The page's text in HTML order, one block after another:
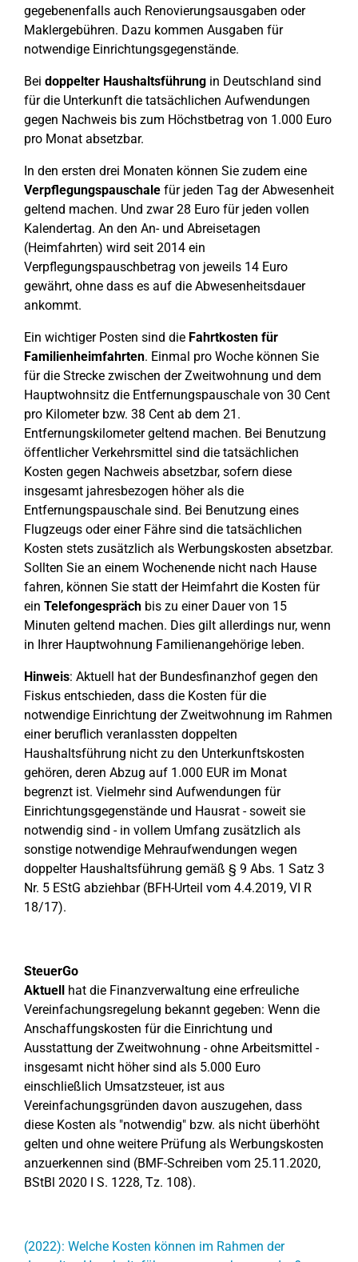
gegebenenfalls auch Renovierungsausgaben oder
Maklergebühren. Dazu kommen Ausgaben für
notwendige Einrichtungsgegenstände.
Bei doppelter Haushaltsführung in Deutschland sind
für die Unterkunft die tatsächlichen Aufwendungen
gegen Nachweis bis zum Höchstbetrag von 1.000 Euro
pro Monat absetzbar.
In den ersten drei Monaten können Sie zudem eine
Verpflegungspauschale für jeden Tag der Abwesenheit
geltend machen. Und zwar 28 Euro für jeden vollen
Kalendertag. An den An- und Abreisetagen
(Heimfahrten) wird seit 2014 ein
Verpflegungspauschbetrag von jeweils 14 Euro
gewährt, ohne dass es auf die Abwesenheitsdauer
ankommt.
Ein wichtiger Posten sind die Fahrtkosten für
Familienheimfahrten. Einmal pro Woche können Sie
für die Strecke zwischen der Zweitwohnung und dem
Hauptwohnsitz die Entfernungspauschale von 30 Cent
pro Kilometer bzw. 38 Cent ab dem 21.
Entfernungskilometer geltend machen. Bei Benutzung
öffentlicher Verkehrsmittel sind die tatsächlichen
Kosten gegen Nachweis absetzbar, sofern diese
insgesamt jahresbezogen höher als die
Entfernungspauschale sind. Bei Benutzung eines
Flugzeugs oder einer Fähre sind die tatsächlichen
Kosten stets zusätzlich als Werbungskosten absetzbar.
Sollten Sie an einem Wochenende nicht nach Hause
fahren, können Sie statt der Heimfahrt die Kosten für
ein Telefongespräch bis zu einer Dauer von 15
Minuten geltend machen. Dies gilt allerdings nur, wenn
in Ihrer Hauptwohnung Familienangehörige leben.
Hinweis: Aktuell hat der Bundesfinanzhof gegen den
Fiskus entschieden, dass die Kosten für die
notwendige Einrichtung der Zweitwohnung im Rahmen
einer beruflich veranlassten doppelten
Haushaltsführung nicht zu den Unterkunftskosten
gehören, deren Abzug auf 1.000 EUR im Monat
begrenzt ist. Vielmehr sind Aufwendungen für
Einrichtungsgegenstände und Hausrat - soweit sie
notwendig sind - in vollem Umfang zusätzlich als
sonstige notwendige Mehraufwendungen wegen
doppelter Haushaltsführung gemäß § 9 Abs. 1 Satz 3
Nr. 5 EStG abziehbar (BFH-Urteil vom 4.4.2019, VI R
18/17).
SteuerGo
Aktuell hat die Finanzverwaltung eine erfreuliche
Vereinfachungsregelung bekannt gegeben: Wenn die
Anschaffungskosten für die Einrichtung und
Ausstattung der Zweitwohnung - ohne Arbeitsmittel -
insgesamt nicht höher sind als 5.000 Euro
einschließlich Umsatzsteuer, ist aus
Vereinfachungsgründen davon auszugehen, dass
diese Kosten als "notwendig" bzw. als nicht überhöht
gelten und ohne weitere Prüfung als Werbungskosten
anzuerkennen sind (BMF-Schreiben vom 25.11.2020,
BStBl 2020 I S. 1228, Tz. 108).
(2022): Welche Kosten können im Rahmen der